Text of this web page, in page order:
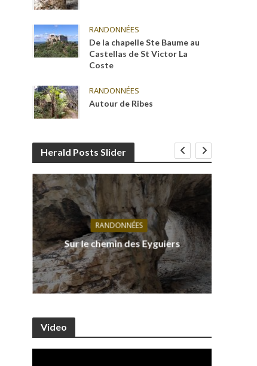
RANDONNÉES
De la chapelle Ste Baume au
Castellas de St Victor La
Coste
RANDONNÉES
Autour de Ribes
Herald Posts Slider
RANDONNÉES
Sur le chemin des Eyguiers
Video